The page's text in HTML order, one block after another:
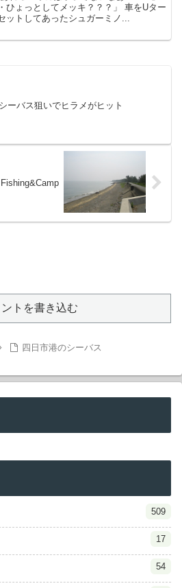
ひょっとしてメッキ？？？」 車をUター
ットしてあったシュガーミノ...
シーバス狙いでヒラメがヒット
Fishing&Camp
ントを書き込む
四日市港のシーバス
509
17
54